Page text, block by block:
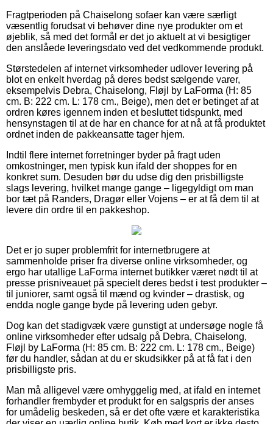
Fragtperioden på Chaiselong sofaer kan være særligt
væsentlig forudsat vi behøver dine nye produkter om et
øjeblik, så med det formål er det jo aktuelt at vi besigtiger
den anslåede leveringsdato ved det vedkommende produkt.
Størstedelen af internet virksomheder udlover levering på
blot en enkelt hverdag på deres bedst sælgende varer,
eksempelvis Debra, Chaiselong, Fløjl by LaForma (H: 85
cm. B: 222 cm. L: 178 cm., Beige), men det er betinget af at
ordren køres igennem inden et besluttet tidspunkt, med
hensynstagen til at de har en chance for at nå at få produktet
ordnet inden de pakkeansatte tager hjem.
Indtil flere internet forretninger byder på fragt uden
omkostninger, men typisk kun ifald der shoppes for en
konkret sum. Desuden bør du udse dig den prisbilligste
slags levering, hvilket mange gange – ligegyldigt om man
bor tæt på Randers, Dragør eller Vojens – er at få dem til at
levere din ordre til en pakkeshop.
Det er jo super problemfrit for internetbrugere at
sammenholde priser fra diverse online virksomheder, og
ergo har utallige LaForma internet butikker været nødt til at
presse prisniveauet på specielt deres bedst i test produkter –
til juniorer, samt også til mænd og kvinder – drastisk, og
endda nogle gange byde på levering uden gebyr.
Dog kan det stadigvæk være gunstigt at undersøge nogle få
online virksomheder efter udsalg på Debra, Chaiselong,
Fløjl by LaForma (H: 85 cm. B: 222 cm. L: 178 cm., Beige)
før du handler, sådan at du er skudsikker på at få fat i den
prisbilligste pris.
Man må alligevel være omhyggelig med, at ifald en internet
forhandler frembyder et produkt for en salgspris der anses
for umådelig beskeden, så er det ofte være et karakteristika